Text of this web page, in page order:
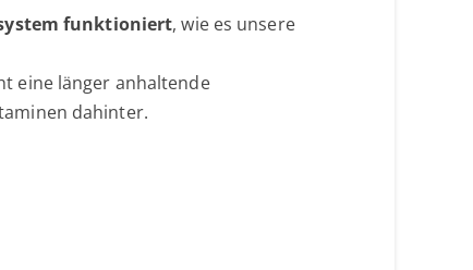
funktioniert, wie es unsere
eine länger anhaltende
dahinter.